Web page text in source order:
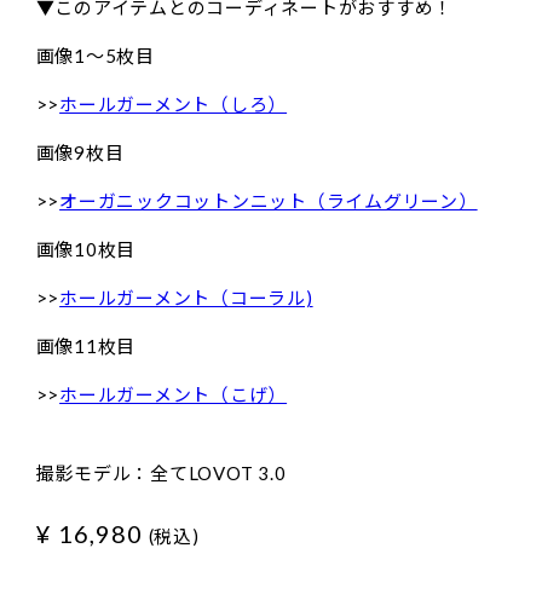
▼このアイテムとのコーディネートがおすすめ！
画像1〜5枚目
>>ホールガーメント（しろ）
画像9枚目
>>オーガニックコットンニット（ライムグリーン）
画像10枚目
>>ホールガーメント（コーラル)
画像11枚目
>>ホールガーメント（こげ）
撮影モデル：全てLOVOT 3.0
¥ 16,980 (税込)